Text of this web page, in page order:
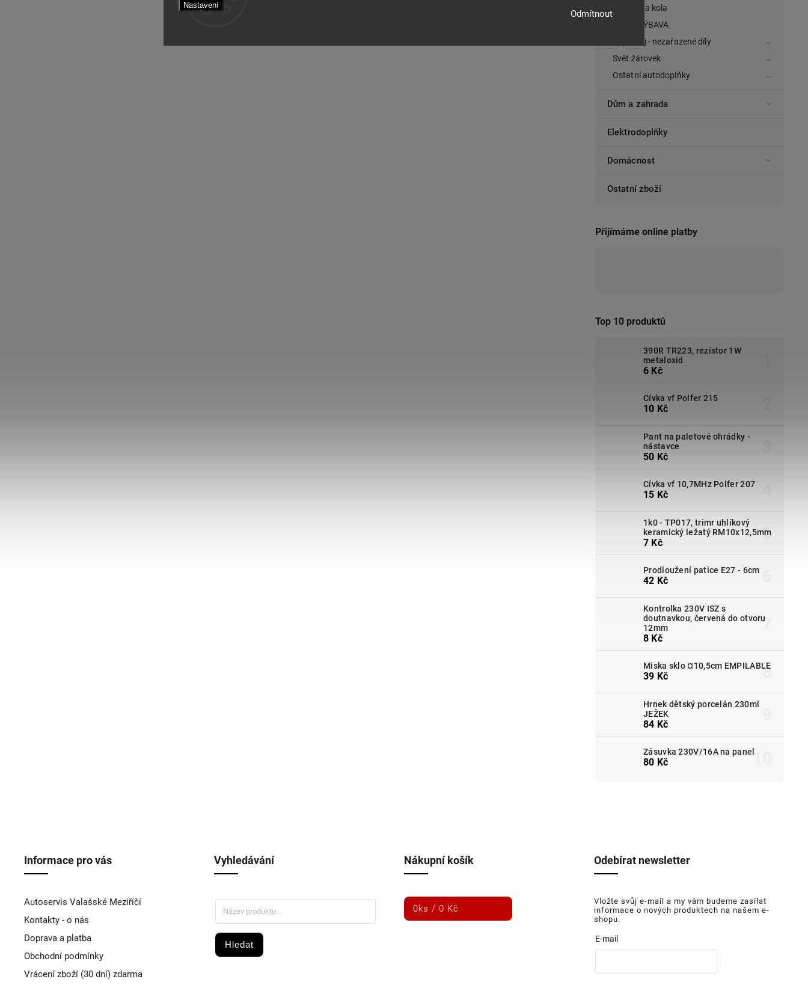
Nastavení
Odmítnout
Řetězy na kola
ZIMNÍ VÝBAVA
Výprodej - nezařazené díly
Svět žárovek
Ostatní autodoplňky
Dům a zahrada
Elektrodoplňky
Domácnost
Ostatní zboží
Přijímáme online platby
Top 10 produktů
390R TR223, rezistor 1W
metaloxid
6 Kč
Cívka vf Polfer 215
10 Kč
Pant na paletové ohrádky -
nástavce
50 Kč
Cívka vf 10,7MHz Polfer 207
15 Kč
1k0 - TP017, trimr uhlíkový
keramický ležatý RM10x12,5mm
7 Kč
Prodloužení patice E27 - 6cm
42 Kč
Kontrolka 230V ISZ s
doutnavkou, červená do otvoru
12mm
8 Kč
Miska sklo ¤10,5cm EMPILABLE
39 Kč
Hrnek dětský porcelán 230ml
JEŽEK
84 Kč
Zásuvka 230V/16A na panel
80 Kč
Informace pro vás
Autoservis Valašské Meziříčí
Kontakty - o nás
Doprava a platba
Obchodní podmínky
Vrácení zboží (30 dní) zdarma
Vyhledávání
Hledat
Nákupní košík
0ks / 0 Kč
Odebírat newsletter
Vložte svůj e-mail a my vám budeme zasílat
informace o nových produktech na našem e-
shopu.
E-mail